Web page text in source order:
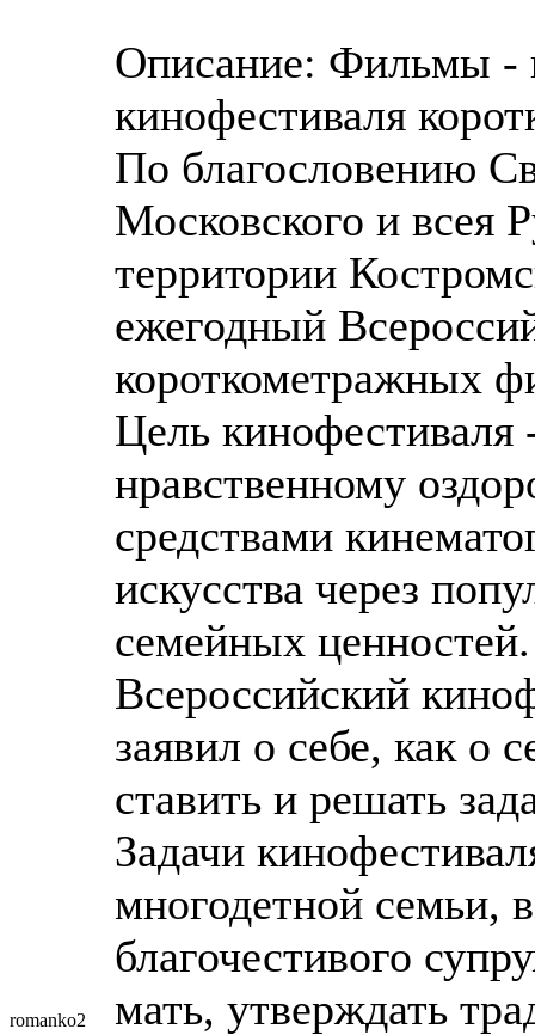
romanko2
Описание: Фильмы -
кинофестиваля
По благословению
Московского и всея
территории
ежегодный
Цель кинофестиваля
нравственному
средствами
искусства через
семейных ценностей.
Всероссийский
заявил о себе, как о
ставить и решать
Задачи
многодетной семьи,
благочестивого
мать, утверждать